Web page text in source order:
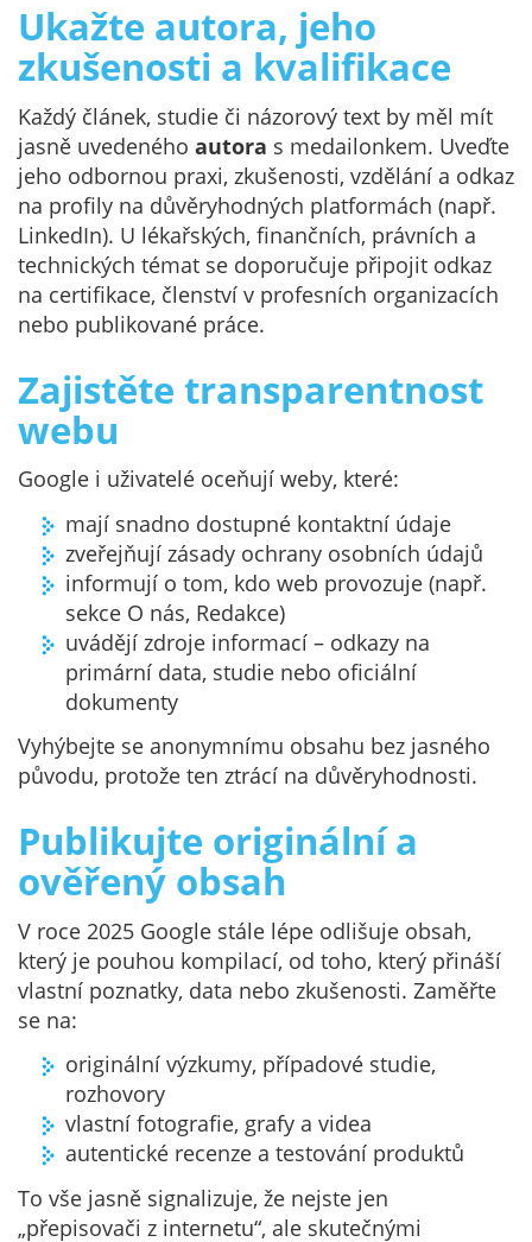
Ukažte autora, jeho
zkušenosti a kvalifikace
Každý článek, studie či názorový text by měl mít
jasně uvedeného autora s medailonkem. Uveďte
jeho odbornou praxi, zkušenosti, vzdělání a odkaz
na profily na důvěryhodných platformách (např.
LinkedIn). U lékařských, finančních, právních a
technických témat se doporučuje připojit odkaz
na certifikace, členství v profesních organizacích
nebo publikované práce.
Zajistěte transparentnost
webu
Google i uživatelé oceňují weby, které:
mají snadno dostupné kontaktní údaje
zveřejňují zásady ochrany osobních údajů
informují o tom, kdo web provozuje (např.
sekce O nás, Redakce)
uvádějí zdroje informací – odkazy na
primární data, studie nebo oficiální
dokumenty
Vyhýbejte se anonymnímu obsahu bez jasného
původu, protože ten ztrácí na důvěryhodnosti.
Publikujte originální a
ověřený obsah
V roce 2025 Google stále lépe odlišuje obsah,
který je pouhou kompilací, od toho, který přináší
vlastní poznatky, data nebo zkušenosti. Zaměřte
se na:
originální výzkumy, případové studie,
rozhovory
vlastní fotografie, grafy a videa
autentické recenze a testování produktů
To vše jasně signalizuje, že nejste jen
„přepisovači z internetu“, ale skutečnými